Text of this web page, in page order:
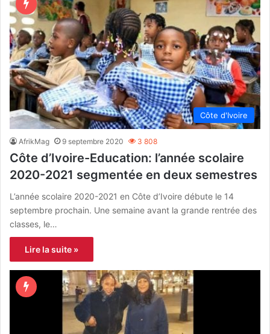
Côte d'Ivoire
AfrikMag 9 septembre 2020 3 808
Côte d’Ivoire-Education: l’année scolaire
2020-2021 segmentée en deux semestres
L’année scolaire 2020-2021 en Côte d’Ivoire débute le 14
septembre prochain. Une semaine avant la grande rentrée des
classes, le…
Lire la suite »